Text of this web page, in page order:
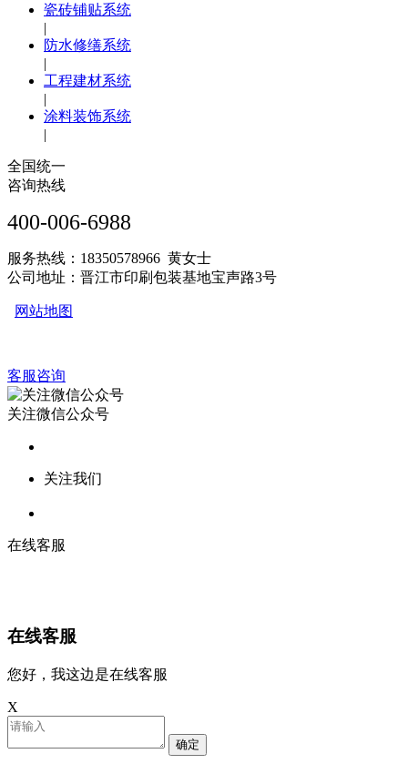
瓷砖铺贴系统
|
防水修缮系统
|
工程建材系统
|
涂料装饰系统
|
全国统一
咨询热线
400-006-6988
服务热线：18350578966 黄女士
公司地址：晋江市印刷包装基地宝声路3号
网站地图
客服咨询
关注微信公众号
关注我们
在线客服
在线客服
您好，我这边是在线客服
X
确定